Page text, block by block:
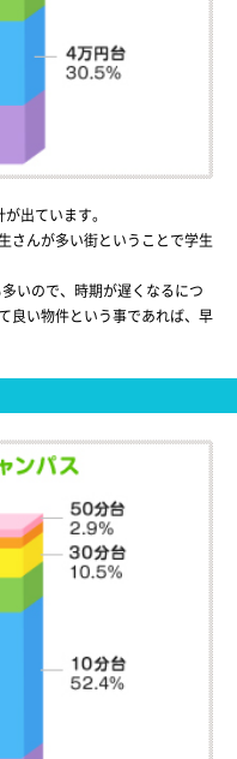
出ています。
さんが多い街ということで学生
いので、時期が遅くなるにつ
良い物件という事であれば、早